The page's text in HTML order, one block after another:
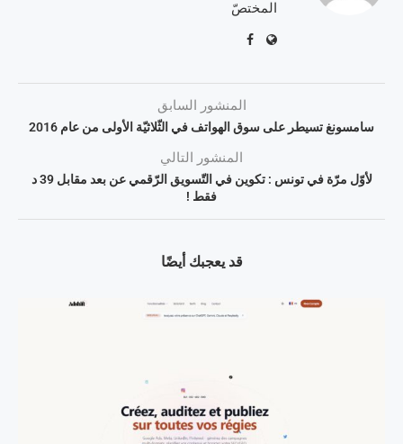
المختصّ
المنشور السابق
سامسونغ تسيطر على سوق الهواتف في الثّلاثيّة الأولى من عام 2016
المنشور التالي
لأوّل مرّة في تونس : تكوين في التّسويق الرّقمي عن بعد مقابل 39 د
فقط !
قد يعجبك أيضًا